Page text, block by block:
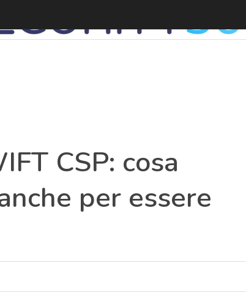
CSP: cosa
per essere